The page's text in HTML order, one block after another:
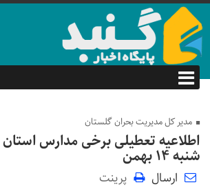
مدیر کل مدیریت بحران گلستان
اطلاعیه تعطیلی برخی مدارس
شنبه ۱۴ بهمن
ارسال پرینت